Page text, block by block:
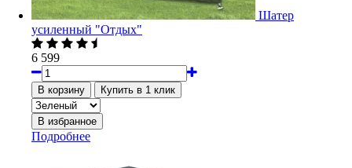
Шатер
усиленный "Отдых"
6 599
Подробнее